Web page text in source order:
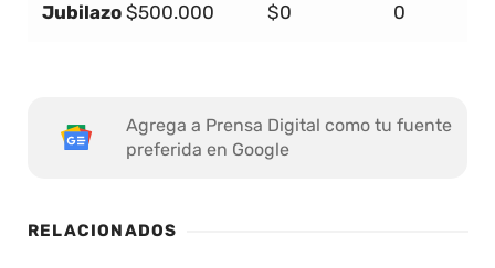
Jubilazo $500.000 $0 0
Agrega a Prensa Digital como tu fuente
preferida en Google
RELACIONADOS